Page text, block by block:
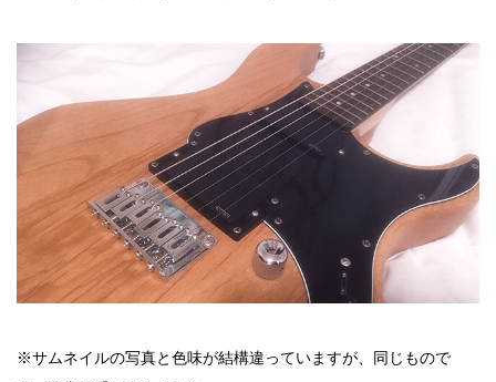
※サムネイルの写真と色味が結構違っていますが、同じもので